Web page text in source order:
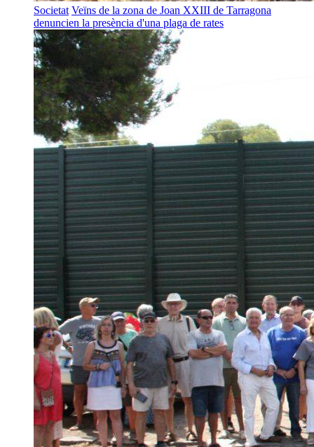
Societat Veïns de la zona de Joan XXIII de Tarragona
denuncien la presència d'una plaga de rates